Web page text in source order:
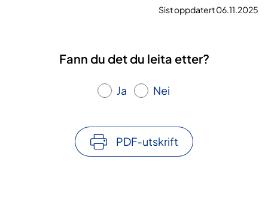
Sist oppdatert 06.11.2025
Fann du det du leita etter?
Ja Nei
PDF-utskrift